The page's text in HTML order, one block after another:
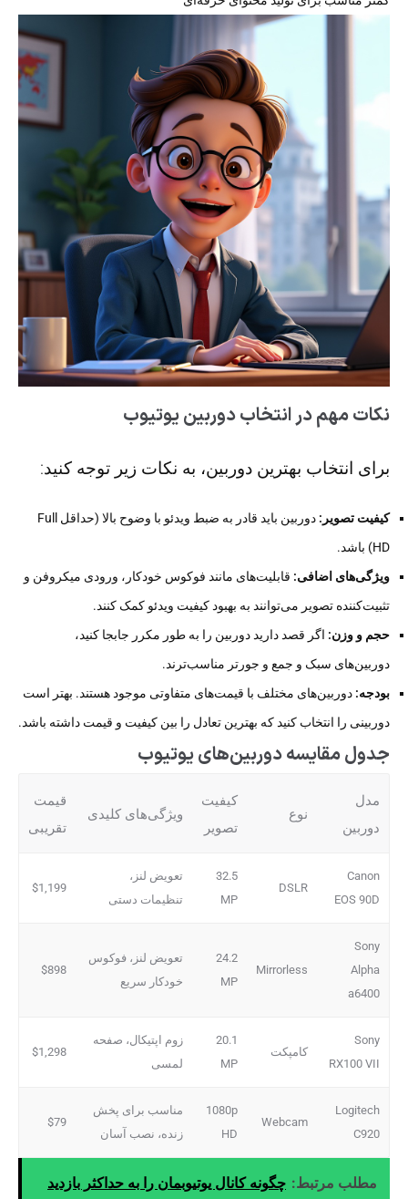
نکات مهم در انتخاب دوربین یوتیوب
برای انتخاب بهترین دوربین، به نکات زیر توجه کنید:
کیفیت تصویر:
دوربین باید قادر به ضبط ویدئو با وضوح بالا (حداقل Full
HD) باشد.
ویژگی‌های اضافی: قابلیت‌های مانند فوکوس خودکار، ورودی میکروفن و
تثبیت‌کننده تصویر می‌توانند به بهبود کیفیت ویدئو کمک کنند.
حجم و وزن: اگر قصد دارید دوربین را به طور مکرر جابجا کنید،
دوربین‌های سبک و جمع و جورتر مناسب‌ترند.
بودجه: دوربین‌های مختلف با قیمت‌های متفاوتی موجود هستند. بهتر است
دوربینی را انتخاب کنید که بهترین تعادل را بین کیفیت و قیمت داشته باشد.
جدول مقایسه دوربین‌های یوتیوب
مدل
دوربین
نوع
کیفیت
تصویر
ویژگی‌های کلیدی
قیمت
تقریبی
Canon
EOS 90D
DSLR
32.5
MP
تعویض لنز،
تنظیمات دستی
$1,199
Sony
Alpha
a6400
Mirrorless
24.2
MP
تعویض لنز، فوکوس
خودکار سریع
$898
Sony
RX100 VII
کامپکت
20.1
MP
زوم اپتیکال، صفحه
لمسی
$1,298
Logitech
C920
Webcam
1080p
HD
مناسب برای پخش
زنده، نصب آسان
$79
مطلب مرتبط: چگونه کانال یوتیوبمان را به حداکثر بازدید